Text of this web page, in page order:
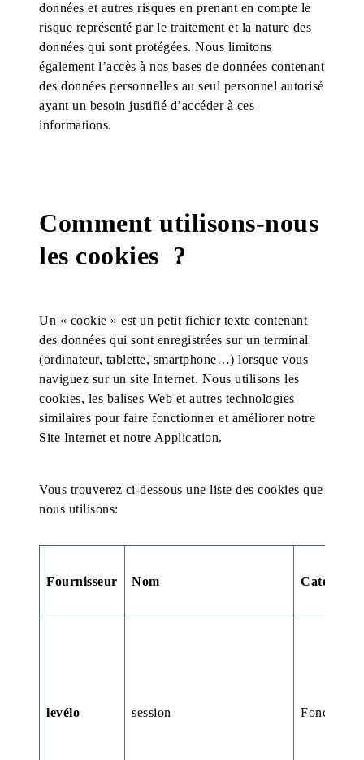
données et autres risques en prenant en compte le
risque représenté par le traitement et la nature des
données qui sont protégées. Nous limitons
également l’accès à nos bases de données contenant
des données personnelles au seul personnel autorisé
ayant un besoin justifié d’accéder à ces
informations.
Comment utilisons-nous
les cookies ?
Un « cookie » est un petit fichier texte contenant
des données qui sont enregistrées sur un terminal
(ordinateur, tablette, smartphone…) lorsque vous
naviguez sur un site Internet. Nous utilisons les
cookies, les balises Web et autres technologies
similaires pour faire fonctionner et améliorer notre
Site Internet et notre Application.
Vous trouverez ci-dessous une liste des cookies que
nous utilisons:
Fournisseur Nom Catégorie
levélo session